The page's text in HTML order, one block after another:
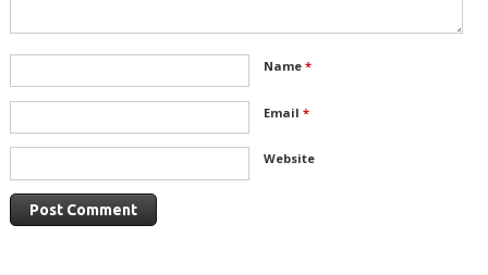
Name *
Email *
Website